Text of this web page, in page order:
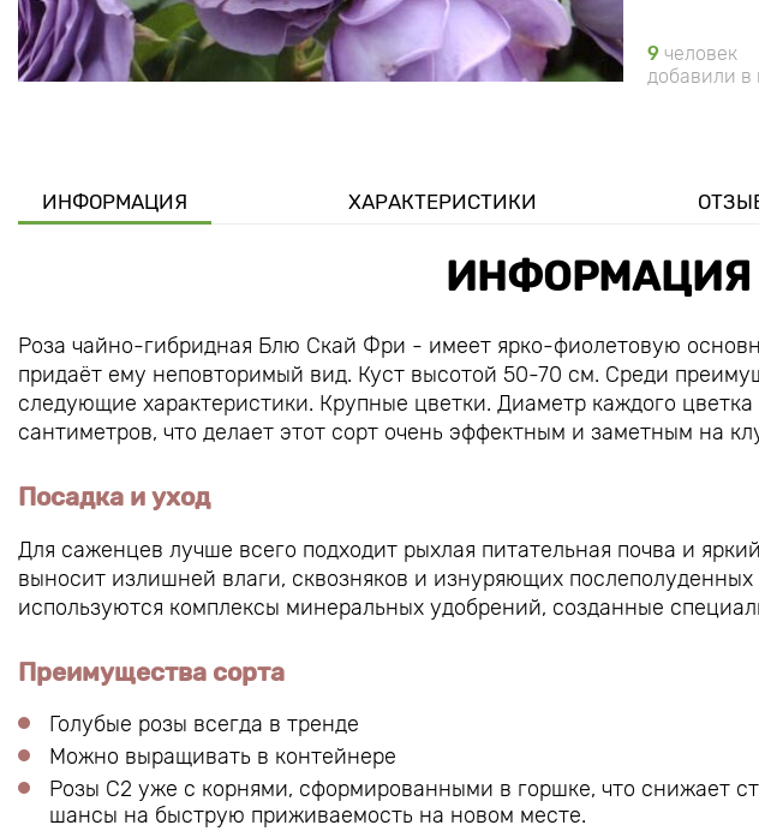
9 человек
добавили в
ИНФОРМАЦИЯ ХАРАКТЕРИСТИКИ
ИНФОРМАЦИЯ
Роза чайно-гибридная Блю Скай Фри - имеет ярко-фиолетовую
придаёт ему неповторимый вид. Куст высотой 50-70 см. Среди
следующие характеристики. Крупные цветки. Диаметр каждого цветка
сантиметров, что делает этот сорт очень эффектным и заметным на
Посадка и уход
Для саженцев лучше всего подходит рыхлая питательная почва и
выносит излишней влаги, сквозняков и изнуряющих
используются комплексы минеральных удобрений, созданные
Преимущества сорта
Голубые розы всегда в тренде
Можно выращивать в контейнере
Розы С2 уже с корнями, сформированными в горшке, что снижает
шансы на быструю приживаемость на новом месте.